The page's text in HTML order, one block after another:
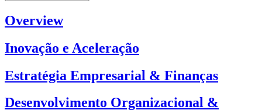
Overview
Inovação e Aceleração
Estratégia Empresarial & Finanças
Desenvolvimento Organizacional &